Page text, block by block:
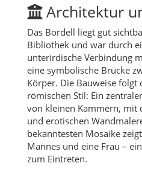
Architektur
Das Bordell liegt gut
Bibliothek und war durch
unterirdische Verbindung
eine symbolische Brücke
Körper. Die Bauweise folgt
römischen Stil: Ein
von kleinen Kammern, mit
und erotischen
bekanntesten Mosaike
Mannes und eine Frau –
zum Eintreten.